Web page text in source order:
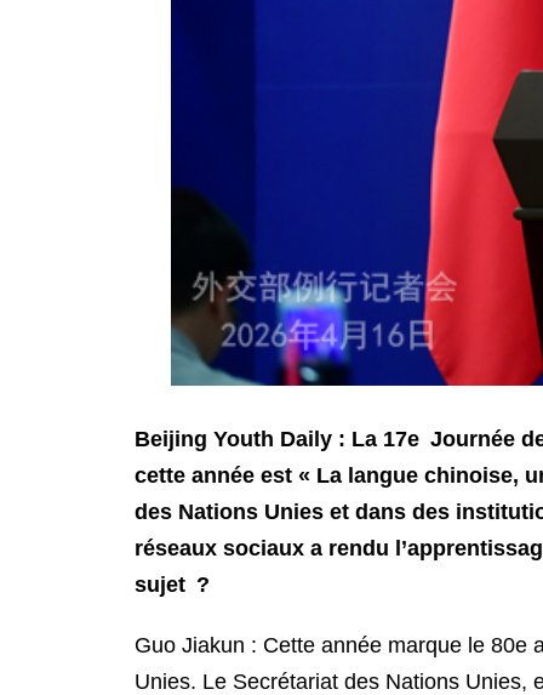
Beijing Youth Daily : La 17e Journée
cette année est « La langue chinoise,
des Nations Unies et dans des
réseaux sociaux a rendu
sujet ?
Guo Jiakun : Cette année marque le 80e
Unies. Le Secrétariat des Nations Unies,